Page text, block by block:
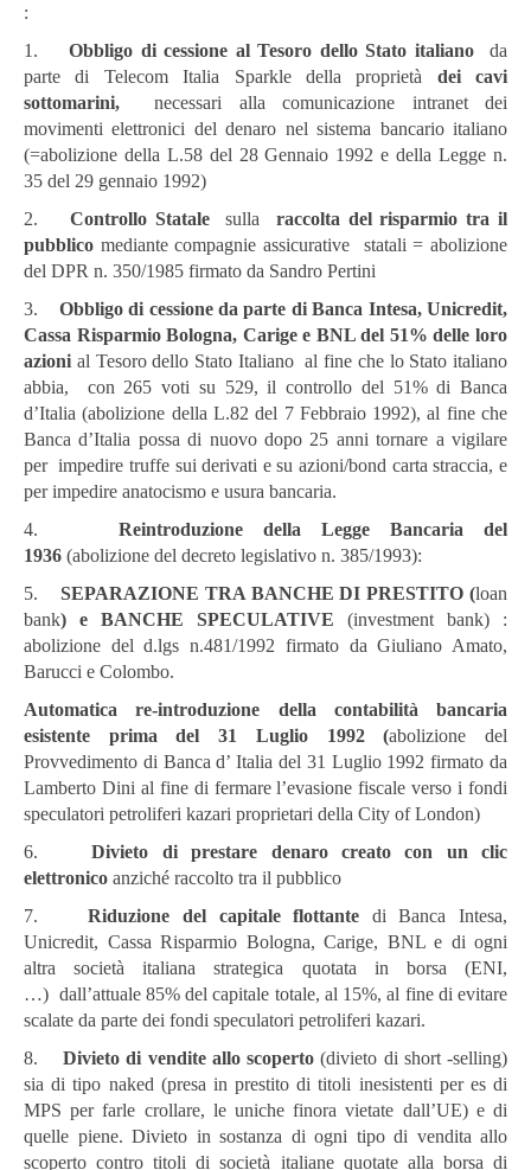
:
1.Obbligo di cessione al Tesoro dello Stato italianoda
parte di Telecom Italia Sparkle della proprietà dei cavi
sottomarini, necessari alla comunicazione intranet dei
movimenti elettronici del denaro nel sistema bancario italiano
(=abolizione della L.58 del 28 Gennaio 1992 e della Legge n.
35 del 29 gennaio 1992)
2.Controllo Statalesulla raccolta del risparmio tra il
pubblico mediante compagnie assicurative statali = abolizione
del DPR n. 350/1985 firmato da Sandro Pertini
3. Obbligo di cessione da parte di Banca Intesa, Unicredit,
Cassa Risparmio Bologna, Carige e BNL del 51% delle loro
azioni al Tesoro dello Stato Italiano al fine che lo Stato italiano
abbia, con 265 voti su 529, il controllo del 51% di Banca
d’Italia (abolizione della L.82 del 7 Febbraio 1992), al fine che
Banca d’Italia possa di nuovo dopo 25 anni tornare a vigilare
per impedire truffe sui derivati e su azioni/bond carta straccia, e
per impedire anatocismo e usura bancaria.
4. Reintroduzione della Legge Bancaria del
1936 (abolizione del decreto legislativo n. 385/1993):
5.SEPARAZIONE TRA BANCHE DI PRESTITO (loan
bank) e BANCHE SPECULATIVE (investment bank) :
abolizione del d.lgs n.481/1992 firmato da Giuliano Amato,
Barucci e Colombo.
Automatica re-introduzione della contabilità bancaria
esistente prima del 31 Luglio 1992 (abolizione del
Provvedimento di Banca d’ Italia del 31 Luglio 1992 firmato da
Lamberto Dini al fine di fermare l’evasione fiscale verso i fondi
speculatori petroliferi kazari proprietari della City of London)
6.Divieto di prestare denaro creato con un clic
elettronico anziché raccolto tra il pubblico
7.Riduzione del capitale flottante di Banca Intesa,
Unicredit, Cassa Risparmio Bologna, Carige, BNL e di ogni
altra società italiana strategica quotata in borsa (ENI,
…) dall’attuale 85% del capitale totale, al 15%, al fine di evitare
scalate da parte dei fondi speculatori petroliferi kazari.
8. Divieto di vendite allo scoperto (divieto di short -selling)
sia di tipo naked (presa in prestito di titoli inesistenti per es di
MPS per farle crollare, le uniche finora vietate dall’UE) e di
quelle piene. Divieto in sostanza di ogni tipo di vendita allo
scoperto contro titoli di società italiane quotate alla borsa di